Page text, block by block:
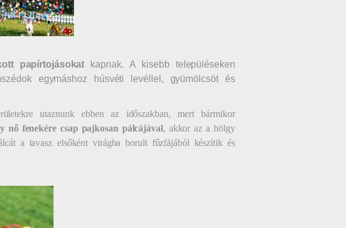
papírtojásokat kapnak. A kisebb településeken
egymáshoz húsvéti levéllel, gyümölcsöt és
utaznunk ebben az időszakban, mert bármikor
nő fenekére csap pajkosan pálcájával, akkor az a hölgy
a tavasz elsőként virágba borult fűzfájából készítik és